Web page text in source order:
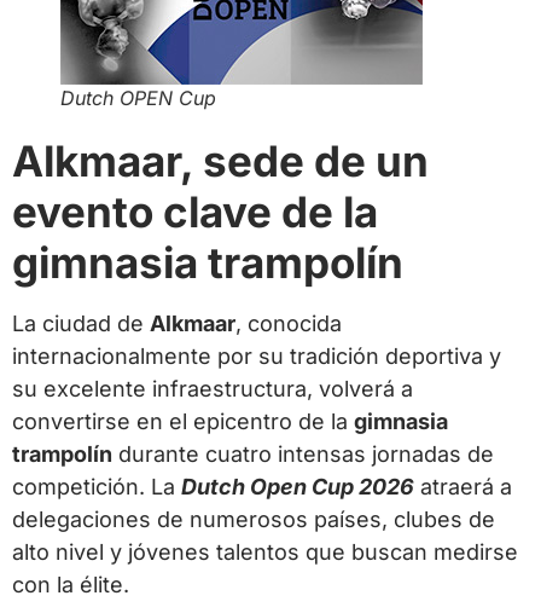
Dutch OPEN Cup
Alkmaar, sede de un
evento clave de la
gimnasia trampolín
La ciudad de Alkmaar, conocida
internacionalmente por su tradición deportiva y
su excelente infraestructura, volverá a
convertirse en el epicentro de la gimnasia
trampolín durante cuatro intensas jornadas de
competición. La Dutch Open Cup 2026 atraerá a
delegaciones de numerosos países, clubes de
alto nivel y jóvenes talentos que buscan medirse
con la élite.